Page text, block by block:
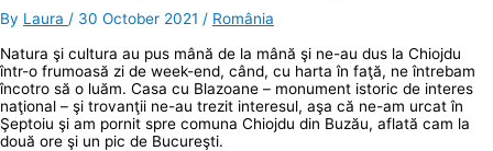
By Laura / 30 October 2021 / România
Natura şi cultura au pus mână de la mână şi ne-au dus la Chiojdu
într-o frumoasă zi de week-end, când, cu harta în faţă, ne întrebam
încotro să o luăm. Casa cu Blazoane – monument istoric de interes
naţional – şi trovanţii ne-au trezit interesul, aşa că ne-am urcat în
Şeptoiu şi am pornit spre comuna Chiojdu din Buzău, aflată cam la
două ore şi un pic de Bucureşti.